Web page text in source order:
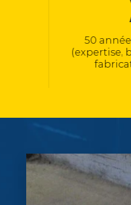
50 années
(expertise,
fabrication